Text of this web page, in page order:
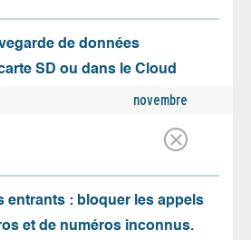
de données
SD ou dans le Cloud
novembre
entrants : bloquer les appels
et de numéros inconnus.